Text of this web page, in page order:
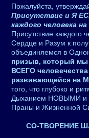
Пожалуйста,
Присутствие и Я
каждого человека
Присутствие каждого
Сердце и Разум к
объединяемся в
призыв, который
ВСЕГО
развивающейся на
того, что глубоко и
Дыханием НОВЫМИ и
Праны и Жизненной
СО-ТВОРЕНИЕ